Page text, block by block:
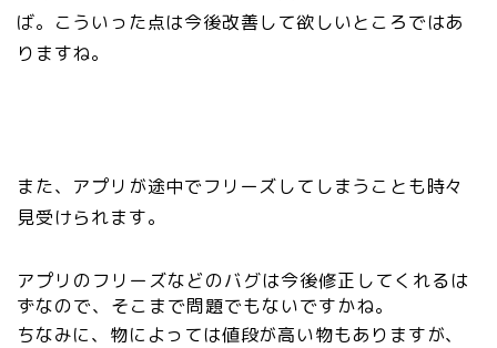
ば。 こういった点は今後改善して欲しいところではあ
りますね。
また、アプリが途中でフリーズしてしまうことも時々
見受けられます。
アプリのフリーズなどのバグは今後修正してくれるは
ずなので、そこまで問題でもないですかね。
ちなみに、物によっては値段が高い物もありますが、